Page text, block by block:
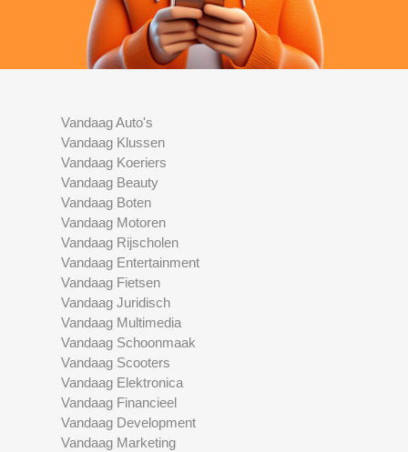
Vandaag Auto's
Vandaag Klussen
Vandaag Koeriers
Vandaag Beauty
Vandaag Boten
Vandaag Motoren
Vandaag Rijscholen
Vandaag Entertainment
Vandaag Fietsen
Vandaag Juridisch
Vandaag Multimedia
Vandaag Schoonmaak
Vandaag Scooters
Vandaag Elektronica
Vandaag Financieel
Vandaag Development
Vandaag Marketing